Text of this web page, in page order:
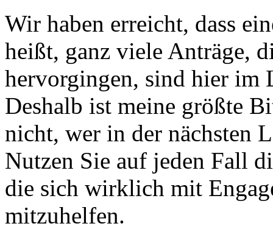
Wir haben erreicht, dass
heißt, ganz viele Anträge,
hervorgingen, sind hier im
Deshalb ist meine größte
nicht, wer in der nächsten
Nutzen Sie auf jeden Fall
die sich wirklich mit
mitzuhelfen.